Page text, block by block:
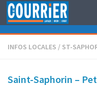
Au dessous du contenu
INFOS LOCALES / ST-
Saint-Saphorin –